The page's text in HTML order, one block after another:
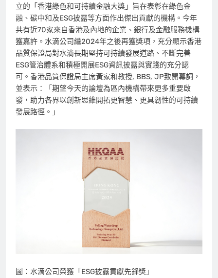
立的「香港綠色和可持續金融大獎」旨在表彰在綠色金
融、碳中和及ESG披露等方面作出傑出貢獻的機構。今年
共有近70家來自香港及內地的企業、銀行及金融服務機構
獲嘉許。水滴公司繼2024年之後再獲獎項，充分顯示香港
品質保證局對水滴長期堅持可持續發展道路、不斷完善
ESG管治體系和積極開展ESG資訊披露與實踐的充分認
可。香港品質保證局主席黃家和教授, BBS, JP致開幕詞，
並表示：「期望今天的論壇為區內機構帶來更多重要啟
發，助力各界以創新思維開拓更智慧、更具韌性的可持續
發展路徑。」
圖：水滴公司榮獲「ESG披露貢獻先鋒獎」